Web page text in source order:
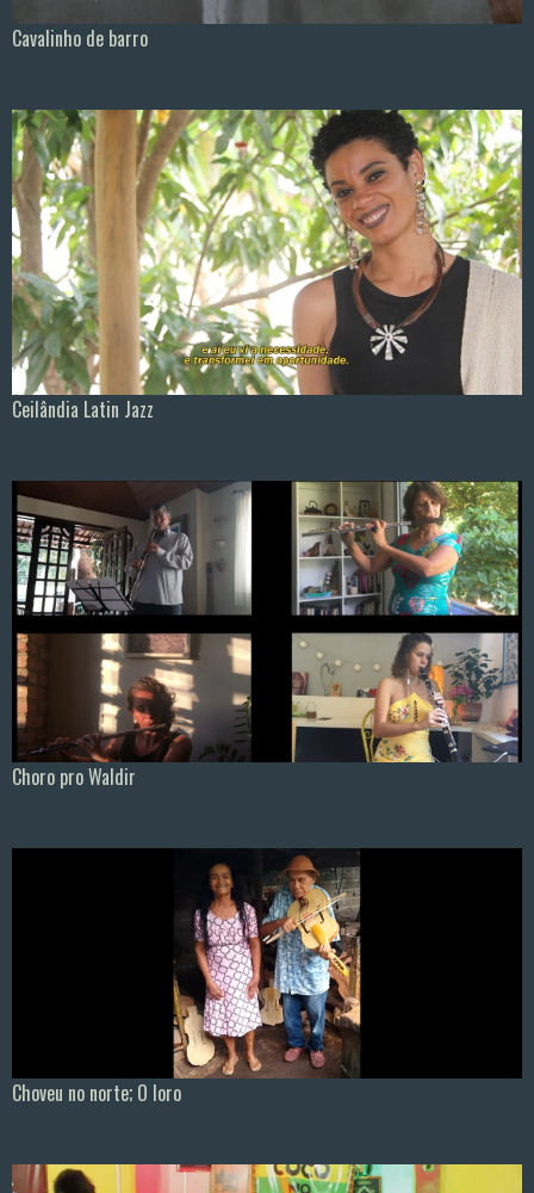
Cavalinho de barro
Ceilândia Latin Jazz
Choro pro Waldir
Choveu no norte; O loro